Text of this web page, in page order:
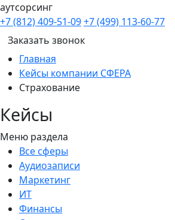
аутсорсинг
+7 (812) 409-51-09+7 (499) 113-60-77
Заказать звонок
Главная
Кейсы компании СФЕРА
Страхование
Кейсы
Меню раздела
Все сферы
Аудиозаписи
Маркетинг
ИТ
Финансы